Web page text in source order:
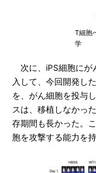
T細胞
学
次に、iPS細胞にが
入して、今回開発し
を、がん細胞を投与
スは、移植しなかっ
存期間も長かった。
胞を攻撃する能力を